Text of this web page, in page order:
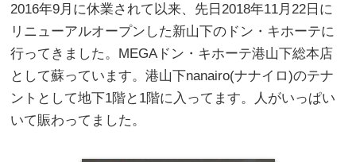
2016年9月に休業されて以来、先日2018年11月22日に
リニューアルオープンした新山下のドン・キホーテに
行ってきました。MEGAドン・キホーテ港山下総本店
として蘇っています。港山下nanairo(ナナイロ)のテナ
ントとして地下1階と1階に入ってます。人がいっぱい
いて賑わってました。